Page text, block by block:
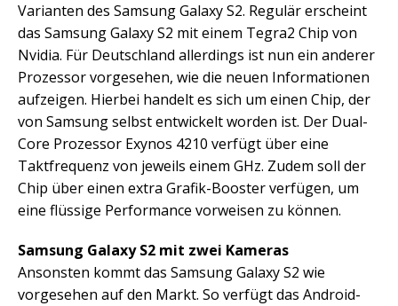
Varianten des Samsung Galaxy S2. Regulär erscheint
das Samsung Galaxy S2 mit einem Tegra2 Chip von
Nvidia. Für Deutschland allerdings ist nun ein anderer
Prozessor vorgesehen, wie die neuen Informationen
aufzeigen. Hierbei handelt es sich um einen Chip, der
von Samsung selbst entwickelt worden ist. Der Dual-
Core Prozessor Exynos 4210 verfügt über eine
Taktfrequenz von jeweils einem GHz. Zudem soll der
Chip über einen extra Grafik-Booster verfügen, um
eine flüssige Performance vorweisen zu können.
Samsung Galaxy S2 mit zwei Kameras
Ansonsten kommt das Samsung Galaxy S2 wie
vorgesehen auf den Markt. So verfügt das Android-